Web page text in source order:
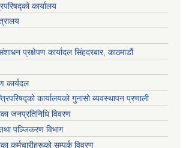
कार्यालय
प्रक्षेपण कार्यादल सिंहदरबार, काठमाडौं
कार्यदल
कार्यालयको गुनासो ब्यवस्थापन प्रणाली
जनप्रतिनिधि विवरण
पञ्जिकरण विभाग
कर्मचारीहरूको सम्पर्क विवरण